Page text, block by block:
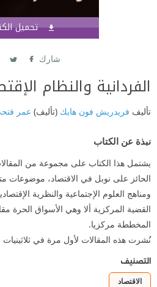
تحميل
شارك
الفردانية والنظام
تأليف فريدريش فون هايك (تأليف) عمر
نبذة عن الكتاب
يشتمل هذا الكتاب على مجموعة من
الحائز على نوبل في الاقتصاد، موضوعات
ومناهج العلوم الإجتماعية والنظرية
القضية المركزية ألا وهي الأسواق الحرة
المخططة مركزيا.
نُشرت هذه المقالات لأول مرة في ثلاثينيات
التصنيف
الاقتصاد